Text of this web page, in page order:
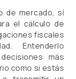
de mercado, sí
el cálculo de
fiscales
Entenderlo
más
como si estás